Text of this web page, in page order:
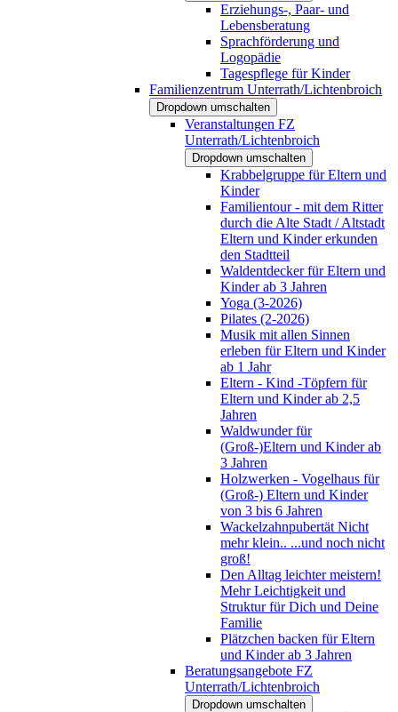
Erziehungs-, Paar- und
Lebensberatung
Sprachförderung und
Logopädie
Tagespflege für Kinder
Familienzentrum Unterrath/Lichtenbroich
Dropdown umschalten
Veranstaltungen FZ
Unterrath/Lichtenbroich
Dropdown umschalten
Krabbelgruppe für Eltern und
Kinder
Familientour - mit dem Ritter
durch die Alte Stadt / Altstadt
Eltern und Kinder erkunden
den Stadtteil
Waldentdecker für Eltern und
Kinder ab 3 Jahren
Yoga (3-2026)
Pilates (2-2026)
Musik mit allen Sinnen
erleben für Eltern und Kinder
ab 1 Jahr
Eltern - Kind -Töpfern für
Eltern und Kinder ab 2,5
Jahren
Waldwunder für
(Groß-)Eltern und Kinder ab
3 Jahren
Holzwerken - Vogelhaus für
(Groß-) Eltern und Kinder
von 3 bis 6 Jahren
Wackelzahnpubertät Nicht
mehr klein.. ...und noch nicht
groß!
Den Alltag leichter meistern!
Mehr Leichtigkeit und
Struktur für Dich und Deine
Familie
Plätzchen backen für Eltern
und Kinder ab 3 Jahren
Beratungsangebote FZ
Unterrath/Lichtenbroich
Dropdown umschalten